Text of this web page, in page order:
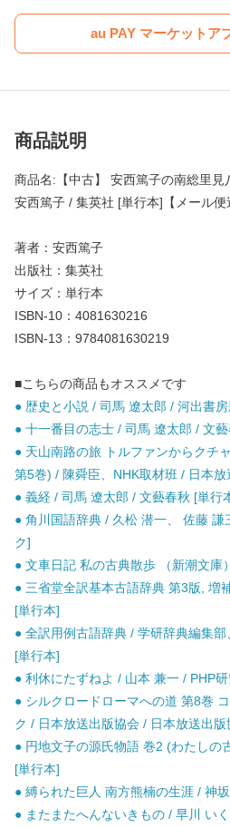
au PAY マーケットア
商品説明
商品名:【中古】 安西篤子の南総里
安西篤子 / 集英社 [単行本]【メール便
著者：安西篤子
出版社：集英社
サイズ：単行本
ISBN-10：4081630216
ISBN-13：9784081630219
■こちらの商品もオススメです
● 歴史と小説 / 司馬 遼太郎 / 河出書
● 十一番目の志士 / 司馬 遼太郎 / 文
● 天山南路の旅 トルファンからクチ
第5巻) / 陳舜臣、NHK取材班 / 日本
● 義経 / 司馬 遼太郎 / 文藝春秋 [単行
● 角川国語辞典 / 久松 潜一、 佐藤 謙
ク]
● 文車日記 私の古典散歩 （新潮文庫
● 三省堂全訳基本古語辞典 第3版, 増
[単行本]
● 全訳用例古語辞典 / 学研辞典編集
[単行本]
● 利休にたずねよ / 山本 兼一 / PHP
● シルクロードローマへの道 第8巻
ク / 日本放送出版協会 / 日本放送出
● 円地文子の源氏物語 巻2 (わたしの
[単行本]
● 縛られた巨人 南方熊楠の生涯 / 神
● またまたへんないきもの / 早川 い